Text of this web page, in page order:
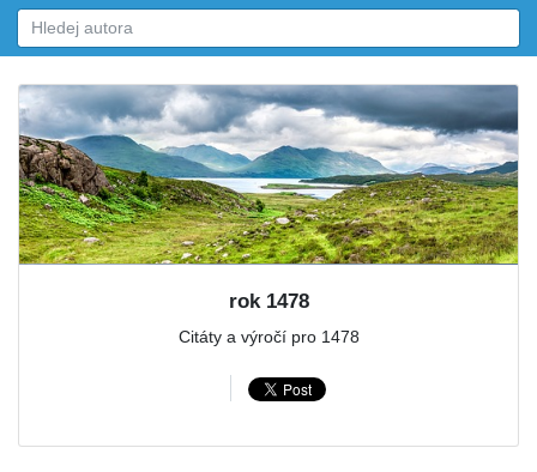
rok 1478
Citáty a výročí pro 1478